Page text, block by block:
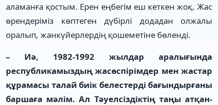
аламанға қостым. Ерен еңбегім еш кеткен жоқ. Жас
өрендеріміз көптеген дүбірлі додадан олжалы
оралып, жанкүйерлердің қошеметіне бөленді.
– Иә, 1982-1992 жылдар ара­­лығында
республикамыз­­­­дың жасөспірімдер мен жастар
құрамасы талай биік белестерді бағындырғаны
баршаға мә­лім. Ал Тәуелсіздіктің таңы ат­­­­­­қан­­­­